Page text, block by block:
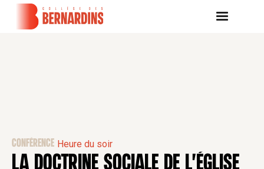
CONFÉRENCE Heure du soir
LA DOCTRINE SOCIALE DE L'ÉGLISE